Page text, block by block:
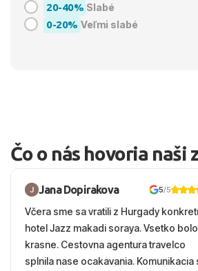
20-40% Slabé
0-20% Veľmi slabé
Čo o nás hovoria naši
Jana Dopirakova 5/5
Včera sme sa vratili z Hurgady
hotel Jazz makadi soraya. Vsetko bolo
krasne. Cestovna agentura travelco
splnila nase ocakavania. Komunikacia